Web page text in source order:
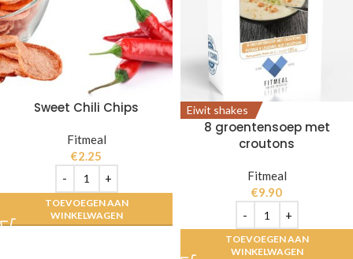
Sweet Chili Chips
Fitmeal
€2.25
TOEVOEGEN AAN
WINKELWAGEN
Eiwit shakes
8 groentensoep met
croutons
Fitmeal
€9.90
TOEVOEGEN AAN
WINKELWAGEN